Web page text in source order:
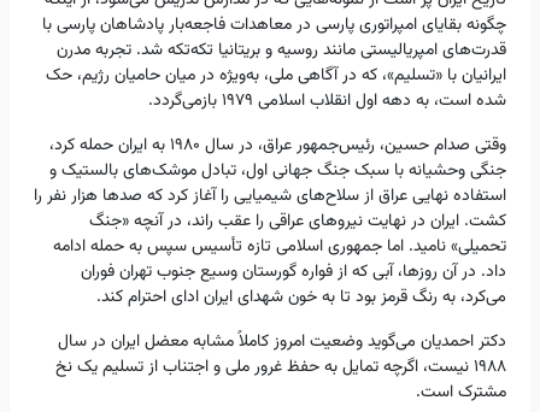
چگونه بقایای امپراتوری پارسی در معاهدات فاجعه‌بار پادشاهان پارسی با
قدرت‌های امپریالیستی مانند روسیه و بریتانیا تکه‌تکه شد. تجربه مدرن
ایرانیان با «تسلیم»، که در آگاهی ملی، به‌ویژه در میان حامیان رژیم، حک
شده است، به دهه اول انقلاب اسلامی ۱۹۷۹ بازمی‌گردد.
وقتی صدام حسین، رئیس‌جمهور عراق، در سال ۱۹۸۰ به ایران حمله کرد،
جنگی وحشیانه با سبک جنگ جهانی اول، تبادل موشک‌های بالستیک و
استفاده نهایی عراق از سلاح‌های شیمیایی را آغاز کرد که صدها هزار نفر را
کشت. ایران در نهایت نیروهای عراقی را عقب راند، در آنچه «جنگ
تحمیلی» نامید. اما جمهوری اسلامی تازه‌ تأسیس سپس به حمله ادامه
داد. در آن روزها، آبی که از فواره گورستان وسیع جنوب تهران فوران
می‌کرد، به رنگ قرمز بود تا به خون شهدای ایران ادای احترام کند.
دکتر احمدیان می‌گوید وضعیت امروز کاملاً مشابه معضل ایران در سال
۱۹۸۸ نیست، اگرچه تمایل به حفظ غرور ملی و اجتناب از تسلیم یک نخ
مشترک است.